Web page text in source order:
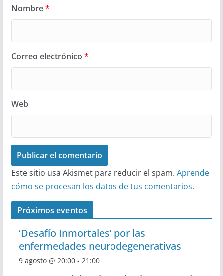
Nombre*
Correo electrónico *
Web
Este sitio usa Akismet para reducir el spam. Aprende
cómo se procesan los datos de tus comentarios.
Próximos eventos
‘Desafío Inmortales’ por las
enfermedades neurodegenerativas
9 agosto @ 20:00- 21:00